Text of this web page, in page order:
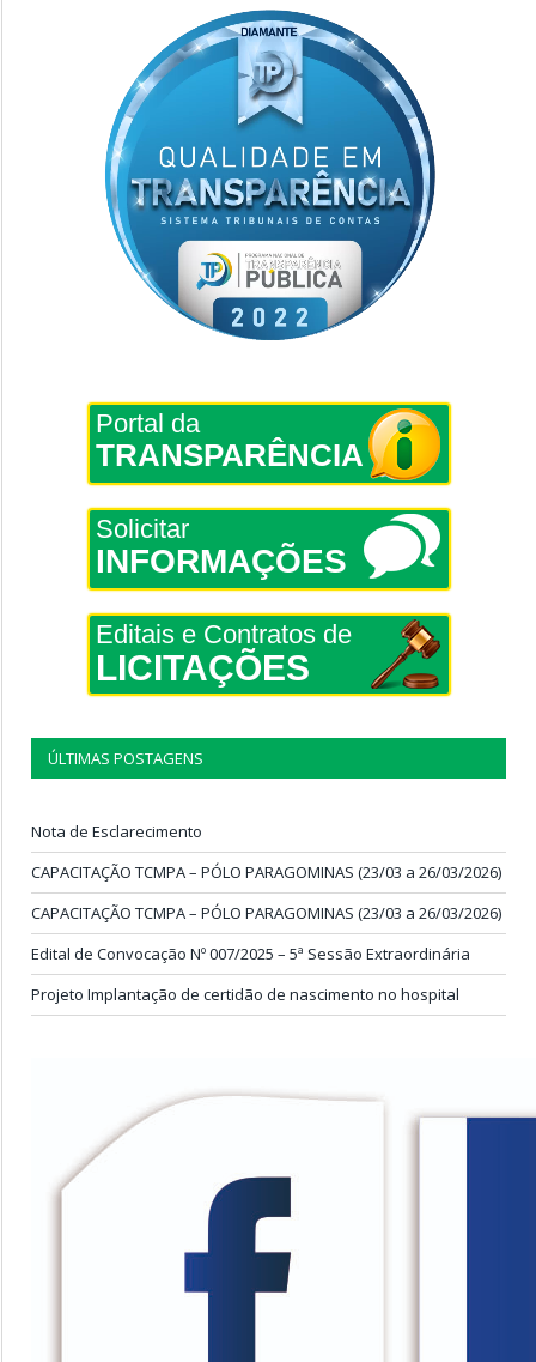
Portal da
TRANSPARÊNCIA
Solicitar
INFORMAÇÕES
Editais e Contratos de
LICITAÇÕES
ÚLTIMAS POSTAGENS
Nota de Esclarecimento
CAPACITAÇÃO TCMPA – PÓLO PARAGOMINAS (23/03 a 26/03/2026)
CAPACITAÇÃO TCMPA – PÓLO PARAGOMINAS (23/03 a 26/03/2026)
Edital de Convocação Nº 007/2025 – 5ª Sessão Extraordinária
Projeto Implantação de certidão de nascimento no hospital